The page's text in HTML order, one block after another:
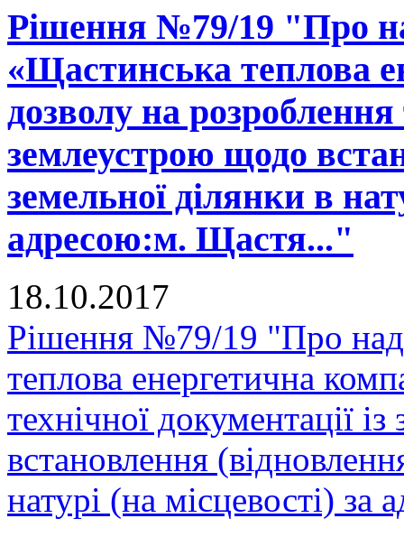
Рішення №79/19 "Про
«Щастинська теплова
дозволу на розроблення
землеустрою щодо
земельної ділянки в
адресою:м. Щастя..."
18.10.2017
Рішення №79/19 "Про
теплова енергетична
технічної документації
встановлення
натурі (на місцевості)